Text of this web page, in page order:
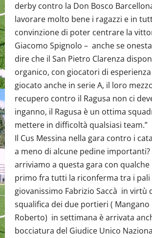
derby contro la Don Bosco
lavorare molto bene i ragazzi e in
convinzione di poter centrare la
Giacomo Spignolo – anche se
dire che il San Pietro Clarenza
organico, con giocatori di
giocato anche in serie A, il loro
recupero contro il Ragusa non ci
inganno, il Ragusa è un ottima
mettere in difficoltà qualsiasi team.”
Il Cus Messina nella gara contro i
a meno di alcune pedine
arriviamo a questa gara con
primo fra tutti la riconferma tra i pali
giovanissimo Fabrizio Saccà in virtù
squalifica dei due portieri ( Mangano
Roberto) in settimana è arrivata
bocciatura del Giudice Unico